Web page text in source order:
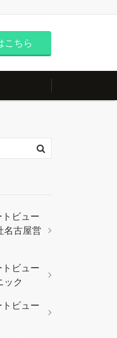
こちら
トビュー
名古屋営
トビュー
ック
トビュー